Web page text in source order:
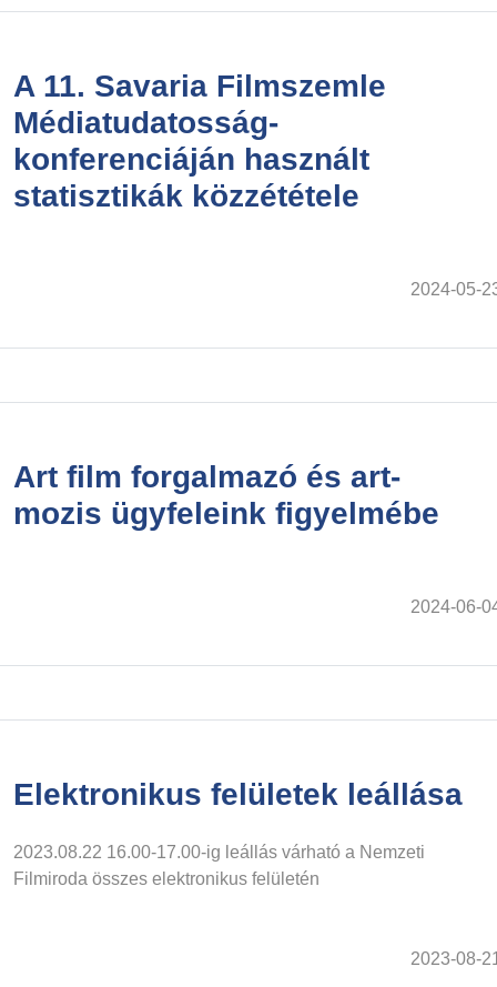
A 11. Savaria Filmszemle
Médiatudatosság-
konferenciáján használt
statisztikák közzététele
2024-05-
Art film forgalmazó és art-
mozis ügyfeleink figyelmébe
2024-06-
Elektronikus felületek leállása
2023.08.22 16.00-17.00-ig leállás várható a Nemzeti
Filmiroda összes elektronikus felületén
2023-08-